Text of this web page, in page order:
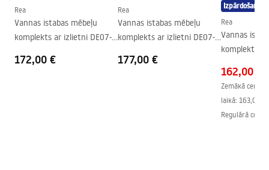
Instrukcja_monta__u_Szafki_DB86-60L-3.pdf
Rea
Vannas istabas mēbeļu
komplekts ar izlietni DE07-
172,00 €
Rea
Vannas istabas mēbeļu
komplekts ar izlietni DE07-
177,00 €
Izpārdošana
Rea
Vannas
komplekts
162,00 €
Zemākā cena
laikā: 163,00 €
Regulārā cena